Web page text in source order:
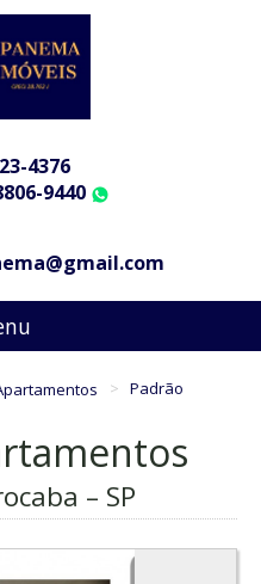
4376
9440
Padrão
– SP